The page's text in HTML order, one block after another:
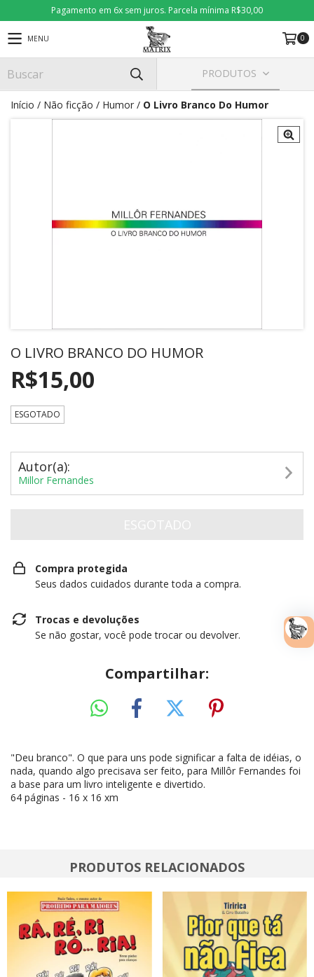
Pagamento em 6x sem juros. Parcela mínima R$30,00
MENU 0
PRODUTOS
Início / Não ficção / Humor / O Livro Branco Do Humor
O LIVRO BRANCO DO HUMOR
R$15,00
ESGOTADO
Autor(a):
Millor Fernandes
Compra protegida
Seus dados cuidados durante toda a compra.
Trocas e devoluções
Se não gostar, você pode trocar ou devolver.
Compartilhar:
"Deu branco". O que para uns pode significar a falta de idéias, o
nada, quando algo precisava ser feito, para Millôr Fernandes foi
a base para um livro inteligente e divertido.
64 páginas - 16 x 16 xm
PRODUTOS RELACIONADOS